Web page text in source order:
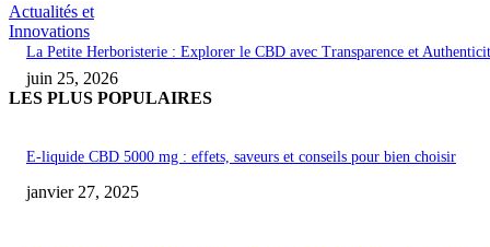
Actualités et
Innovations
La Petite Herboristerie : Explorer le CBD avec Transparence et
juin 25, 2026
LES PLUS POPULAIRES
E-liquide CBD 5000 mg : effets, saveurs et conseils pour bien choisir
janvier 27, 2025